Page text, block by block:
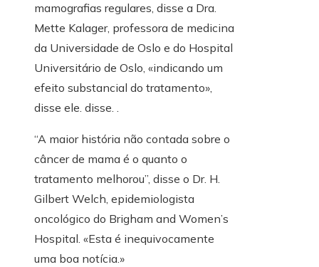
mamografias regulares, disse a Dra.
Mette Kalager, professora de medicina
da Universidade de Oslo e do Hospital
Universitário de Oslo, «indicando um
efeito substancial do tratamento»,
disse ele. disse. .
“A maior história não contada sobre o
câncer de mama é o quanto o
tratamento melhorou”, disse o Dr. H.
Gilbert Welch, epidemiologista
oncológico do Brigham and Women’s
Hospital. «Esta é inequivocamente
uma boa notícia.»